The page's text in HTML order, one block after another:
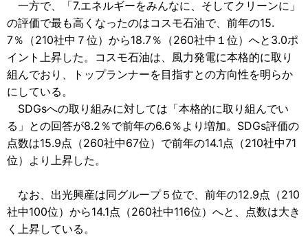
一方で、「7.エネルギーをみんなに、そしてクリーンに」
の評価で最も高くなったのはコスモ石油で、前年の15.
7％（210社中７位）から18.7％（260社中１位）へと3.0ポ
イント上昇した。コスモ石油は、風力発電に本格的に取り
組んでおり、トップランナーを目指すとの方向性を明らか
にしている。
SDGsへの取り組みに対しては「本格的に取り組んでい
る」との回答が8.2％で前年の6.6％より増加。SDGs評価の
点数は15.9点（260社中67位）で前年の14.1点（210社中71
位）より上昇した。
なお、出光興産は同グループ５位で、前年の12.9点（210
社中100位）から14.1点（260社中116位）へと、点数は大き
く上昇している。